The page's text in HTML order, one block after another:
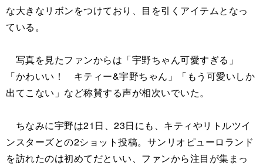
な大きなリボンをつけており、目を引くアイテムとなっ
ている。
写真を見たファンからは「宇野ちゃん可愛すぎる」
「かわいい！ キティー&宇野ちゃん」「もう可愛いしか
出てこない」など称賛する声が相次いでいた。
ちなみに宇野は21日、23日にも、キティやリトルツイ
ンスターズとの2ショット投稿。サンリオピューロランド
を訪れたのは初めてだといい、ファンから注目が集まっ